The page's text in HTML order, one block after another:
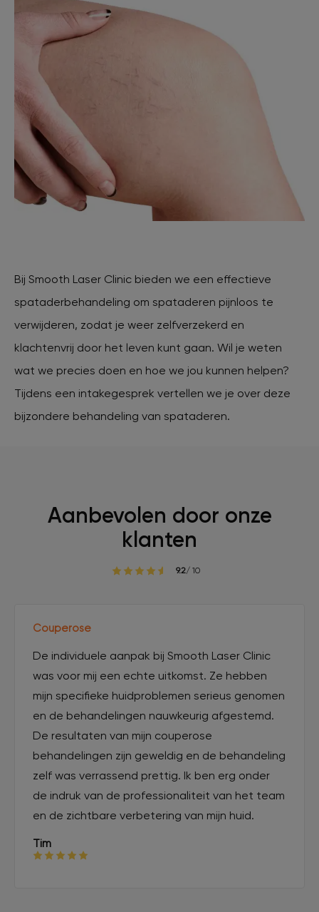
Bij Smooth Laser Clinic bieden we een effectieve
spataderbehandeling om spataderen pijnloos te
verwijderen, zodat je weer zelfverzekerd en
klachtenvrij door het leven kunt gaan. Wil je weten
wat we precies doen en hoe we jou kunnen helpen?
Tijdens een intakegesprek vertellen we je over deze
bijzondere behandeling van spataderen.
Aanbevolen door onze
klanten
9.2/ 10
Couperose
De individuele aanpak bij Smooth Laser Clinic
was voor mij een echte uitkomst. Ze hebben
mijn specifieke huidproblemen serieus genomen
en de behandelingen nauwkeurig afgestemd.
De resultaten van mijn couperose
behandelingen zijn geweldig en de behandeling
zelf was verrassend prettig. Ik ben erg onder
de indruk van de professionaliteit van het team
en de zichtbare verbetering van mijn huid.
Tim